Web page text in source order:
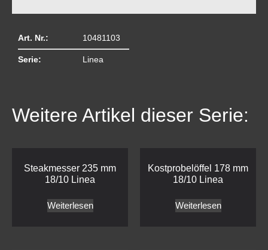
Art. Nr.: 10481103
Serie: Linea
Weitere Artikel dieser Serie:
Steakmesser 235 mm
18/10 Linea
Weiterlesen
Kostprobelöffel 178 mm
18/10 Linea
Weiterlesen